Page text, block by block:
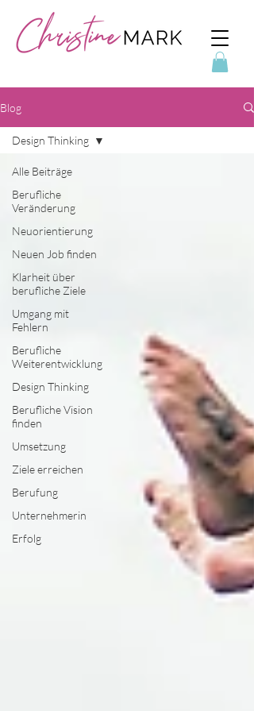
Blog
Alle Beiträge
Berufliche
Veränderung
Neuorientierung
Neuen Job finden
Klarheit über
berufliche Ziele
Umgang mit
Fehlern
Berufliche
Weiterentwicklung
Design Thinking
Berufliche Vision
finden
Umsetzung
Ziele erreichen
Berufung
Unternehmerin
Erfolg
Design Thinking